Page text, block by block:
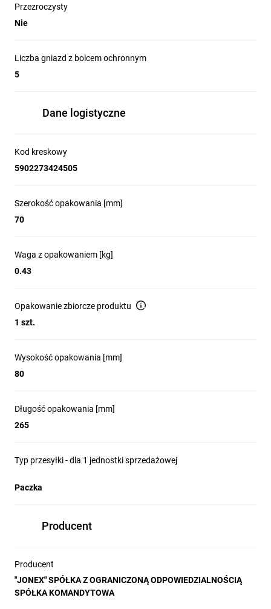
Przezroczysty
Nie
Liczba gniazd z bolcem ochronnym
5
Dane logistyczne
Kod kreskowy
5902273424505
Szerokość opakowania [mm]
70
Waga z opakowaniem [kg]
0.43
Opakowanie zbiorcze produktu
1 szt.
Wysokość opakowania [mm]
80
Długość opakowania [mm]
265
Typ przesyłki - dla 1 jednostki sprzedażowej
Paczka
Producent
Producent
"JONEX" SPÓŁKA Z OGRANICZONĄ ODPOWIEDZIALNOŚCIĄ
SPÓŁKA KOMANDYTOWA